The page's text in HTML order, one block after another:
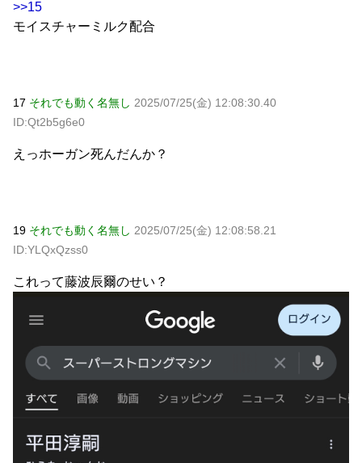
>>15
モイスチャーミルク配合
17 それでも動く名無し 2025/07/25(金) 12:08:30.40
ID:Qt2b5g6e0
えっホーガン死んだんか？
19 それでも動く名無し 2025/07/25(金) 12:08:58.21
ID:YLQxQzss0
これって藤波辰爾のせい？